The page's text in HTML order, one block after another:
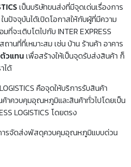
เป็นบริษัทขนส่งที่มีจุดเด่นเรื่องการ
ในปัจจุบันได้เปิดโอกาสให้กับผู้ที่มีความ
ที่จะเติบโตไปกับ INTER EXPRESS
ถานที่ที่เหมาะสม เช่น บ้าน ร้านค้า อาคาร
วแทน เพื่อสร้างให้เป็นจุดรับส่งสินค้า ก็
ได้
คือจุดให้บริการรับสินค้า
าควบคุมอุณหภูมิและสินค้าทั่วไปโดยเป็น
LOGISTICS โดยตรง
ารจัดส่งพัสดุควบคุมอุณหภูมิแบบด่วน